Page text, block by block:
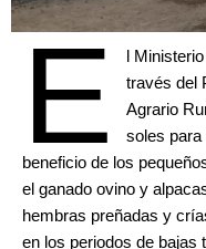
E
l
través del
Agrario
soles
beneficio de los
el ganado ovino y
hembras preñadas y
en los periodos de bajas